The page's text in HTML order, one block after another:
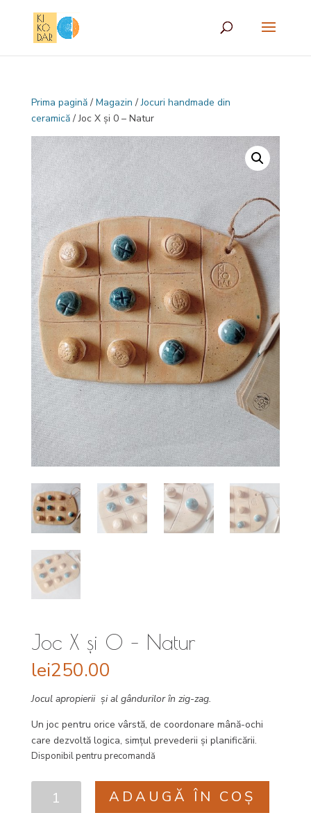
Prima pagină/ Magazin /Jocuri handmade din
ceramică/ Joc X și 0 – Natur
Joc X și 0 – Natur
lei250.00
Jocul apropierii și al gândurilor în zig-zag.
Un joc pentru orice vârstă, de coordonare mână-ochi
care dezvoltă logica, simțul prevederii și planificării.
Disponibil pentru precomandă
ADAUGĂ ÎN COȘ